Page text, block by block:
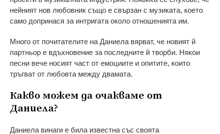
нейният нов любовник също е свързан с музиката, което
само допринася за интригата около отношенията им.
Много от почитателите на Даниела вярват, че новият й
партньор е вдъхновение за последните й творби. Някои
песни вече носият част от емоциите и опитите, които
тръгват от любовта между двамата.
Какво можем да очакваме от
Даниела?
Даниела винаги е била известна със своята